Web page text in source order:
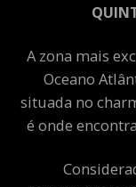
A zona mais
Oceano
situada no
é onde